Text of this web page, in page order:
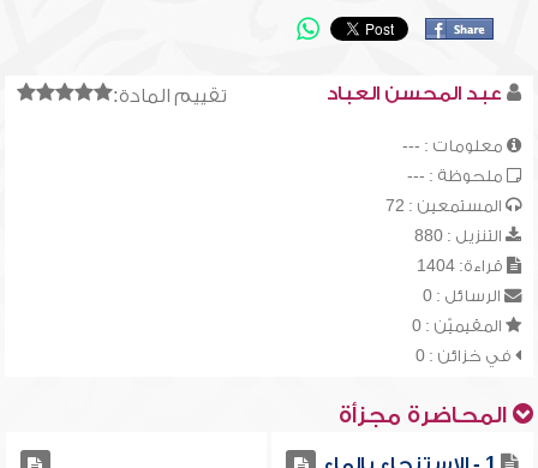
تقييم المادة: عبد المحسن العباد
معلومات : ---
ملحوظة : ---
المستمعين : 72
التنزيل : 880
قراءة: 1404
الرسائل : 0
المقيميّن : 0
في خزائن : 0
المحاضرة مجزأة